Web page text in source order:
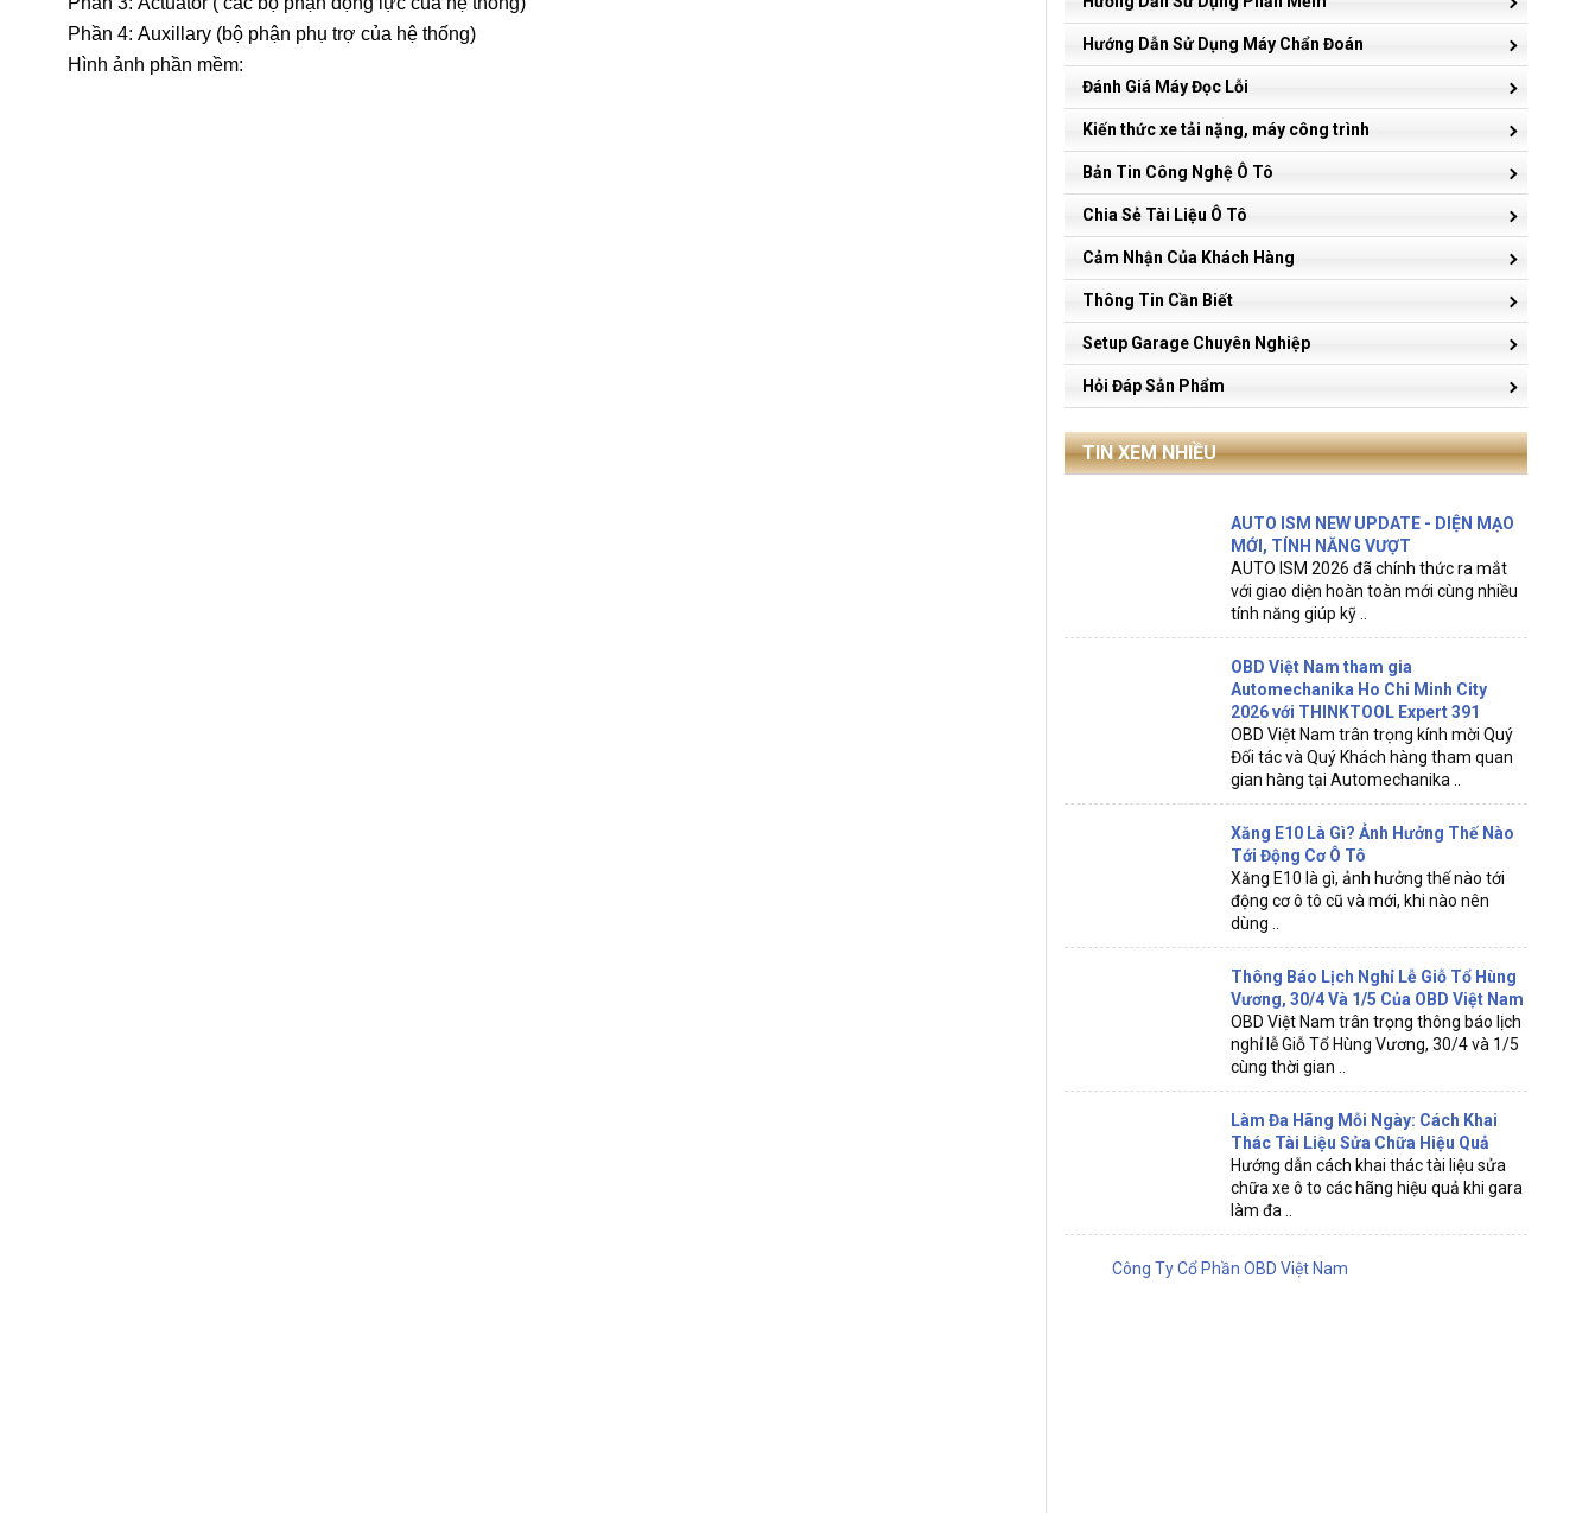
Phần 4: Auxillary (bộ phận phụ trợ của hệ thống)
Hình ảnh phần mềm:
Hướng Dẫn Sử Dụng Máy Chẩn Đoán
Đánh Giá Máy Đọc Lỗi
Kiến thức xe tải nặng, máy công trình
Bản Tin Công Nghệ Ô Tô
Chia Sẻ Tài Liệu Ô Tô
Cảm Nhận Của Khách Hàng
Thông Tin Cần Biết
Setup Garage Chuyên Nghiệp
Hỏi Đáp Sản Phẩm
TIN XEM NHIỀU
AUTO ISM NEW UPDATE - DIỆN MẠO
MỚI, TÍNH NĂNG VƯỢT
AUTO ISM 2026 đã chính thức ra mắt
với giao diện hoàn toàn mới cùng nhiều
tính năng giúp kỹ ..
OBD Việt Nam tham gia
Automechanika Ho Chi Minh City
2026 với THINKTOOL Expert 391
OBD Việt Nam trân trọng kính mời Quý
Đối tác và Quý Khách hàng tham quan
gian hàng tại Automechanika ..
Xăng E10 Là Gì? Ảnh Hưởng Thế Nào
Tới Động Cơ Ô Tô
Xăng E10 là gì, ảnh hưởng thế nào tới
động cơ ô tô cũ và mới, khi nào nên
dùng ..
Thông Báo Lịch Nghỉ Lễ Giỗ Tổ Hùng
Vương, 30/4 Và 1/5 Của OBD Việt Nam
OBD Việt Nam trân trọng thông báo lịch
nghỉ lễ Giỗ Tổ Hùng Vương, 30/4 và 1/5
cùng thời gian ..
Làm Đa Hãng Mỗi Ngày: Cách Khai
Thác Tài Liệu Sửa Chữa Hiệu Quả
Hướng dẫn cách khai thác tài liệu sửa
chữa xe ô to các hãng hiệu quả khi gara
làm đa ..
Công Ty Cổ Phần OBD Việt Nam